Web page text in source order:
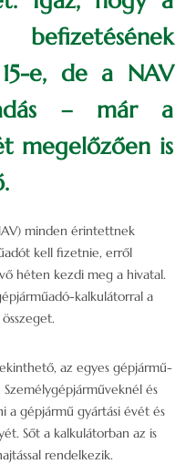
e, de a NAV
– már a
megelőzően is
minden érintettnek
kell fizetnie, erről
héten kezdi meg a hivatal.
kalkulátorral a
az egyes gépjármű-
és
a gépjármű gyártási évét és
Sőt a kalkulátorban az is
rendelkezik.